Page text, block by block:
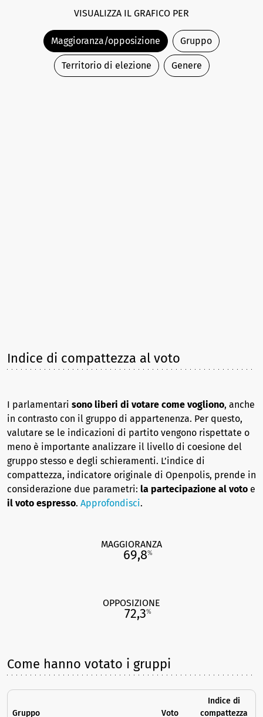
VISUALIZZA IL GRAFICO PER
Maggioranza/opposizione Gruppo
Territorio di elezione Genere
Indice di compattezza al voto
I parlamentari sono liberi di votare come vogliono, anche
in contrasto con il gruppo di appartenenza. Per questo,
valutare se le indicazioni di partito vengono rispettate o
meno è importante analizzare il livello di coesione del
gruppo stesso e degli schieramenti. L’indice di
compattezza, indicatore originale di Openpolis, prende in
considerazione due parametri: la partecipazione al voto e
il voto espresso. Approfondisci.
MAGGIORANZA
69,8%
OPPOSIZIONE
72,3%
Come hanno votato i gruppi
Gruppo Voto
Indice di
compattezza